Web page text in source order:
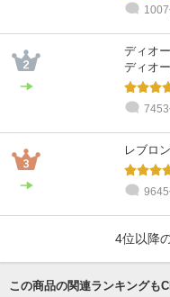
@cosme STORE スタッフ
@cosme STORE スタッフ
@cosme STORE スタッフ
ディオ
ディオ
レブロ
4位以降
この商品の関連ランキングも